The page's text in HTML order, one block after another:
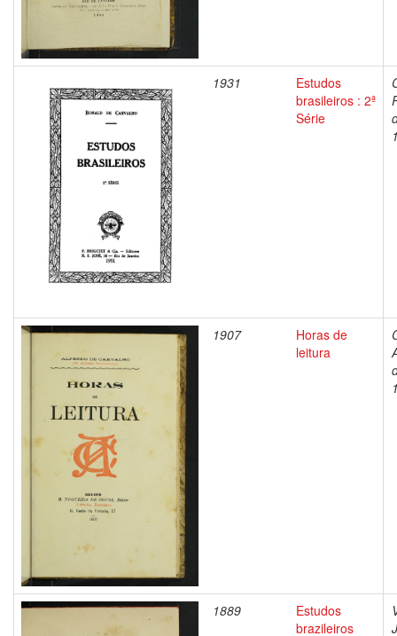
1931
Estudos
brasileiros : 2ª
Série
1907
Horas de
leitura
1889
Estudos
brazileiros